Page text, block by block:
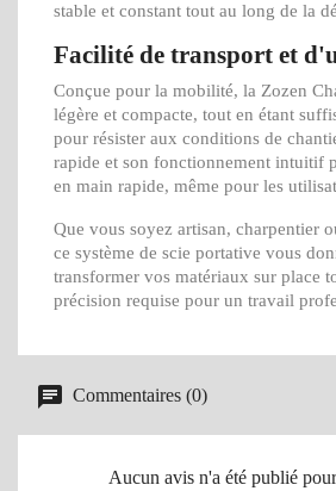
stable et constant tout au long de la
Facilité de transport et
Conçue pour la mobilité, la Zozen
légère et compacte, tout en étant
pour résister aux conditions de
rapide et son fonctionnement intuitif
en main rapide, même pour les
Que vous soyez artisan, charpentier
ce système de scie portative vous
transformer vos matériaux sur place
précision requise pour un travail
Commentaires (0)
Aucun avis n'a été publié